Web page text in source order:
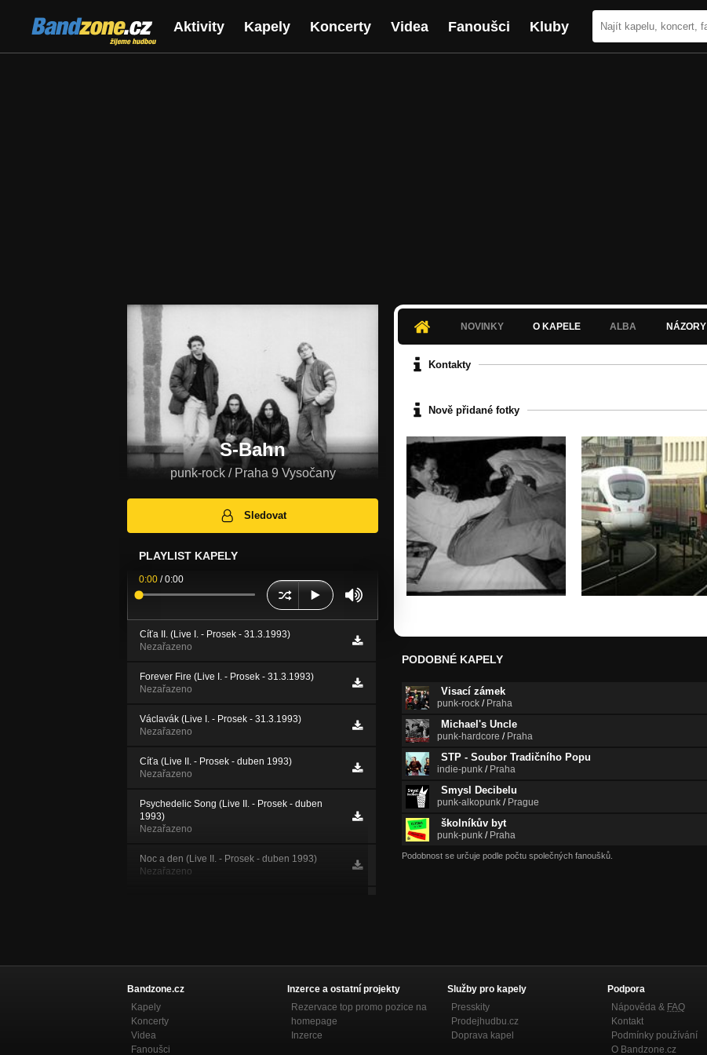
Bandzone.cz
žijeme hudbou
Aktivity Kapely Koncerty Videa Fanoušci Kluby
S-Bahn
punk-rock / Praha 9 Vysočany
Sledovat
PLAYLIST KAPELY
0:00 /0:00
Cíťa II. (Live I. - Prosek - 31.3.1993)
Nezařazeno
Forever Fire (Live I. - Prosek - 31.3.1993)
Nezařazeno
Václavák (Live I. - Prosek - 31.3.1993)
Nezařazeno
Cíťa (Live II. - Prosek - duben 1993)
Nezařazeno
Psychedelic Song (Live II. - Prosek - duben
1993)
Nezařazeno
Noc a den (Live II. - Prosek - duben 1993)
Nezařazeno
Bůh (Live III. - Prosek - květen 1993)
Nikomu (Live IV. - Petynka - podzim 1993)
Nezařazeno
NOVINKY O KAPELE ALBA NÁZORY
Kontakty
Nově přidané fotky
PODOBNÉ KAPELY
Visací zámek
punk-rock / Praha
Michael's Uncle
punk-hardcore / Praha
STP - Soubor Tradičního Popu
indie-punk / Praha
Smysl Decibelu
punk-alkopunk / Prague
školníkův byt
punk-punk / Praha
Podobnost se určuje podle počtu společných fanoušků.
Bandzone.cz
Kapely
Koncerty
Videa
Fanoušci
Inzerce a ostatní projekty
Rezervace top promo pozice na
homepage
Inzerce
Služby pro kapely
Presskity
Prodejhudbu.cz
Doprava kapel
Podpora
Nápověda & FAQ
Kontakt
Podmínky používání
O Bandzone.cz